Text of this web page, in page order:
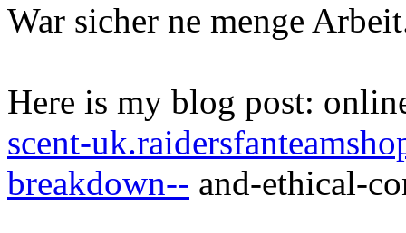
War sicher ne menge
Here is my blog post:
scent-
breakdown-- and-ethical-